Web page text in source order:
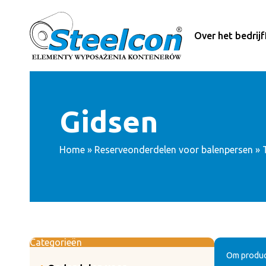
Over het bedrijf
Gidsen
Home » Reserveonderdelen voor balenpersen »
Categorieën
Om